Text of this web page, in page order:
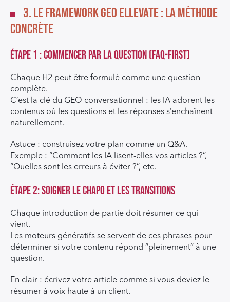
3. Le framework GEO ELLEVATE : la méthode
concrète
Étape 1 : Commencer par la question (FAQ-first)
Chaque H2 peut être formulé comme une question
complète.
C’est la clé du GEO conversationnel : les IA adorent les
contenus où les questions et les réponses s’enchaînent
naturellement.
Astuce : construisez votre plan comme un Q&A.
Exemple : “Comment les IA lisent-elles vos articles ?”,
“Quelles sont les erreurs à éviter ?”, etc.
Étape 2: Soigner le chapo et les transitions
Chaque introduction de partie doit résumer ce qui
vient.
Les moteurs génératifs se servent de ces phrases pour
déterminer si votre contenu répond “pleinement” à une
question.
En clair : écrivez votre article comme si vous deviez le
résumer à voix haute à un client.